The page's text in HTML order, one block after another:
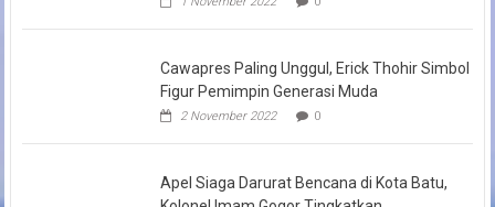
Cawapres Paling Unggul, Erick Thohir Simbol
Figur Pemimpin Generasi Muda
2 November 2022 0
Apel Siaga Darurat Bencana di Kota Batu,